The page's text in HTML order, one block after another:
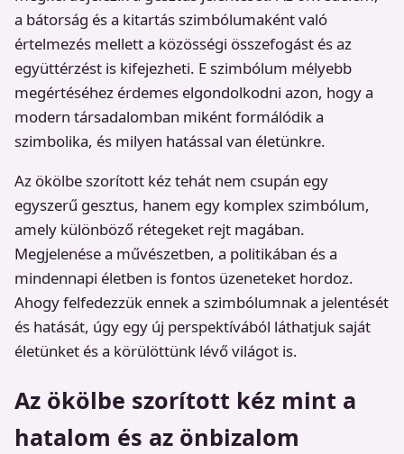
a bátorság és a kitartás szimbólumaként való
értelmezés mellett a közösségi összefogást és az
együttérzést is kifejezheti. E szimbólum mélyebb
megértéséhez érdemes elgondolkodni azon, hogy a
modern társadalomban miként formálódik a
szimbolika, és milyen hatással van életünkre.
Az ökölbe szorított kéz tehát nem csupán egy
egyszerű gesztus, hanem egy komplex szimbólum,
amely különböző rétegeket rejt magában.
Megjelenése a művészetben, a politikában és a
mindennapi életben is fontos üzeneteket hordoz.
Ahogy felfedezzük ennek a szimbólumnak a jelentését
és hatását, úgy egy új perspektívából láthatjuk saját
életünket és a körülöttünk lévő világot is.
Az ökölbe szorított kéz mint a
hatalom és az önbizalom